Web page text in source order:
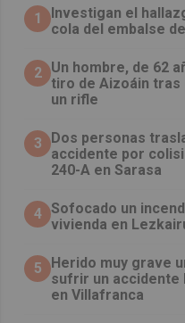
1
Investigan el
cola del embalse
2 Un hombre, de 62
tiro de Aizoáin
un rifle
3
​Dos personas
accidente por
240-A en Sarasa
4 Sofocado un
vivienda en
5
Herido muy grave
sufrir un accidente
en Villafranca